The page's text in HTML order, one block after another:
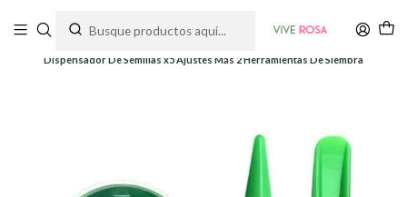
Dispensador De Semillas x5 Ajustes Más 2 Herramientas De Siembra